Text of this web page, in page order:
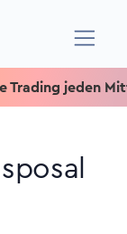
jeden